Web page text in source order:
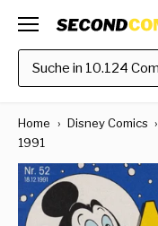
zum
Inhalt
Home › Disney Comics ›
1991